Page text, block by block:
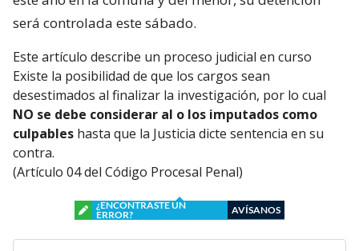
será controlada este sábado.
Este artículo describe un proceso judicial en curso
Existe la posibilidad de que los cargos sean
desestimados al finalizar la investigación, por lo cual
NO se debe considerar al o los imputados como
culpables hasta que la Justicia dicte sentencia en su
contra.
(Artículo 04 del Código Procesal Penal)
¿ENCONTRASTE UN
ERROR?
AVÍSANOS